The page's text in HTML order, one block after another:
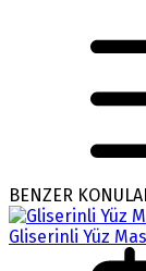
BENZER
Gliserinli Yüz